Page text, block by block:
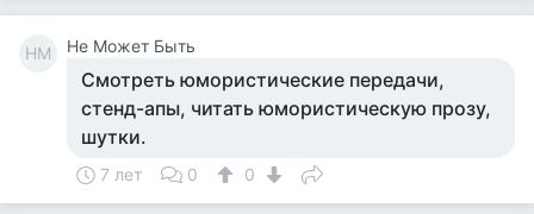
НМ Не Может Быть
Смотреть юмористические передачи,
стенд-апы, читать юмористическую прозу,
шутки.
7 лет 0 0